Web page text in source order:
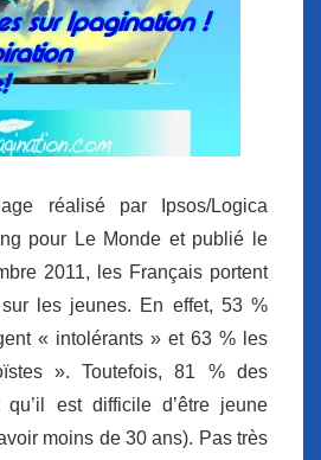
réalisé par Ipsos/Logica
pour Le Monde et publié le
2011, les Français portent
les jeunes. En effet, 53 %
« intolérants » et 63 % les
». Toutefois, 81 % des
qu’il est difficile d’être jeune
moins de 30 ans). Pas très